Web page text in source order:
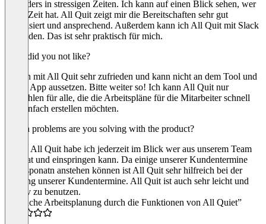
besonders in stressigen Zeiten. Ich kann auf einen Blick sehen, wer
wann Zeit hat. All Quit zeigt mir die Bereitschaften sehr gut
visualisiert und ansprechend. Außerdem kann ich All Quit mit Slack
verbinden. Das ist sehr praktisch für mich.
What did you not like?
Ich bin mit All Quit sehr zufrieden und kann nicht an dem Tool und
an der App aussetzen. Bitte weiter so! Ich kann All Quit nur
empfehlen für alle, die die Arbeitspläne für die Mitarbeiter schnell
und einfach erstellen möchten.
Which problems are you solving with the product?
DAnk All Quit habe ich jederzeit im Blick wer aus unserem Team
Zeit hat und einspringen kann. Da einige unserer Kundentermine
recht sponatn anstehen können ist All Quit sehr hilfreich bei der
Planung unserer Kundentermine. All Quit ist auch sehr leicht und
intuitiv zu benutzen.
“Einfache Arbeitsplanung durch die Funktionen von All Quiet”